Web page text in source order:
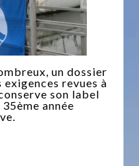
un dossier
revues à
son label
année